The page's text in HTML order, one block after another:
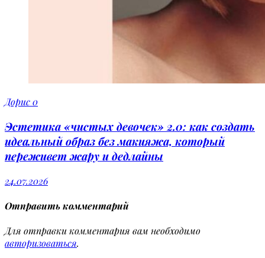
Дорис0
Эстетика «чистых девочек» 2.0: как создать
идеальный образ без макияжа, который
переживет жару и дедлайны
24.07.2026
Отправить комментарий
Для отправки комментария вам необходимо
авторизоваться.